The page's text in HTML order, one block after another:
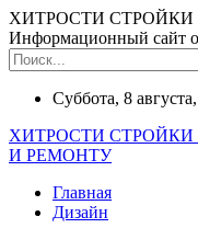
ХИТРОСТИ СТРОЙКИ
Информационный сайт о
Суббота, 8
ХИТРОСТИ СТРОЙКИ
И РЕМОНТУ
Главная
Дизайн